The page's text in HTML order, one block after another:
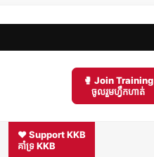
🥊 Join Training
ចូលរួមហ្វឹកហាត់
❤️ Support KKB
គាំទ្រ KKB